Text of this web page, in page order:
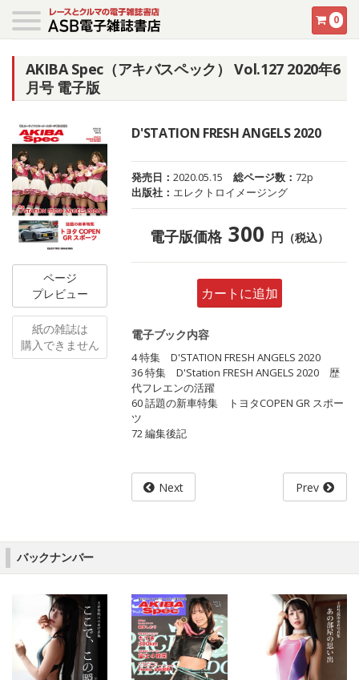
0
AKIBA Spec（アキバスペック） Vol.127 2020年6
月号 電子版
ページ
プレビュー
紙の雑誌は
購入できません
D'STATION FRESH ANGELS 2020
発売日：2020.05.15 総ページ数：72p
出版社： エレクトロイメージング
電子版価格 300 円 （税込）
カートに追加
電子ブック内容
4 特集 D'STATION FRESH ANGELS 2020
36 特集 D'Station FRESH ANGELS 2020 歴
代フレエンの活躍
60 話題の新車特集 トヨタCOPEN GR スポー
ツ
72 編集後記
Next Prev
バックナンバー